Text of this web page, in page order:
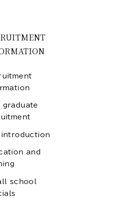
graduate
and
school